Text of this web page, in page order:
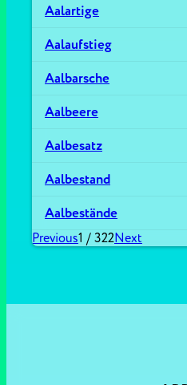
Aalartige
Aalaufstieg
Aalbarsche
Aalbeere
Aalbesatz
Aalbestand
Aalbestände
Previous1 / 322Next